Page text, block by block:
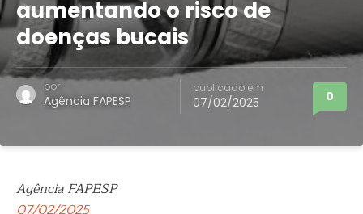
aumentando o risco de
doenças bucais
por
Agência FAPESP
publicado em
07/02/2025 0
Agência FAPESP